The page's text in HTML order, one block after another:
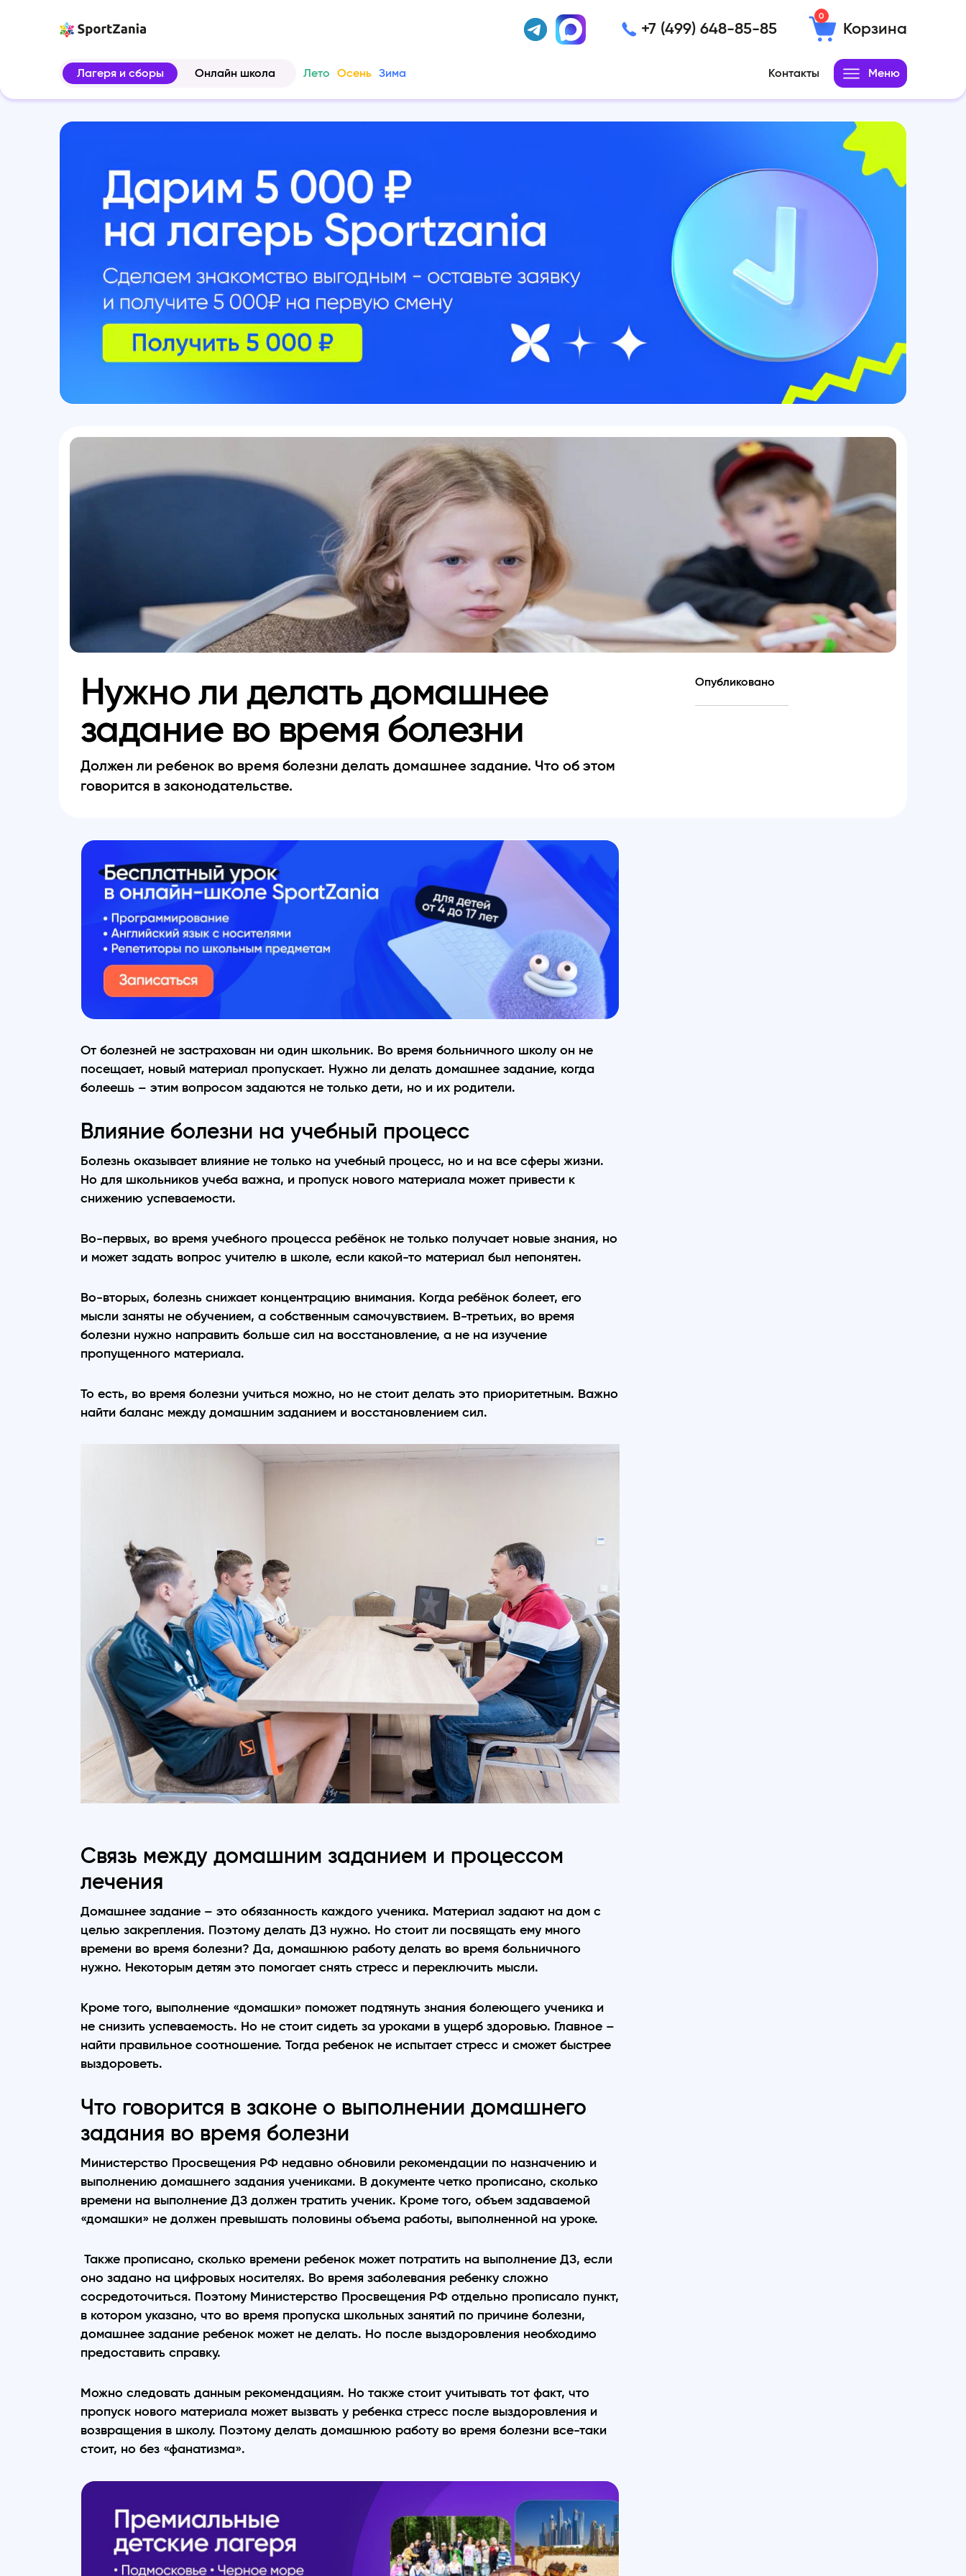
+7 (499) 648-85-85
0
Корзина
Контакты Меню
Лагеря и сборы Онлайн школа Лето Осень Зима
Нужно ли делать домашнее
задание во время болезни
Должен ли ребенок во время болезни делать домашнее задание. Что об этом
говорится в законодательстве.
Опубликовано
От болезней не застрахован ни один школьник. Во время больничного школу он не
посещает, новый материал пропускает. Нужно ли делать домашнее задание, когда
болеешь – этим вопросом задаются не только дети, но и их родители.
Влияние болезни на учебный процесс
Болезнь оказывает влияние не только на учебный процесс, но и на все сферы жизни.
Но для школьников учеба важна, и пропуск нового материала может привести к
снижению успеваемости.
Во-первых, во время учебного процесса ребёнок не только получает новые знания, но
и может задать вопрос учителю в школе, если какой-то материал был непонятен.
Во-вторых, болезнь снижает концентрацию внимания. Когда ребёнок болеет, его
мысли заняты не обучением, а собственным самочувствием. В-третьих, во время
болезни нужно направить больше сил на восстановление, а не на изучение
пропущенного материала.
То есть, во время болезни учиться можно, но не стоит делать это приоритетным. Важно
найти баланс между домашним заданием и восстановлением сил.
Связь между домашним заданием и процессом
лечения
Домашнее задание – это обязанность каждого ученика. Материал задают на дом с
целью закрепления. Поэтому делать ДЗ нужно. Но стоит ли посвящать ему много
времени во время болезни? Да, домашнюю работу делать во время больничного
нужно. Некоторым детям это помогает снять стресс и переключить мысли.
Кроме того, выполнение «домашки» поможет подтянуть знания болеющего ученика и
не снизить успеваемость. Но не стоит сидеть за уроками в ущерб здоровью. Главное –
найти правильное соотношение. Тогда ребенок не испытает стресс и сможет быстрее
выздороветь.
Что говорится в законе о выполнении домашнего
задания во время болезни
Министерство Просвещения РФ недавно обновили рекомендации по назначению и
выполнению домашнего задания учениками. В документе четко прописано, сколько
времени на выполнение ДЗ должен тратить ученик. Кроме того, объем задаваемой
«домашки» не должен превышать половины объема работы, выполненной на уроке.
Также прописано, сколько времени ребенок может потратить на выполнение ДЗ, если
оно задано на цифровых носителях. Во время заболевания ребенку сложно
сосредоточиться. Поэтому Министерство Просвещения РФ отдельно прописало пункт,
в котором указано, что во время пропуска школьных занятий по причине болезни,
домашнее задание ребенок может не делать. Но после выздоровления необходимо
предоставить справку.
Можно следовать данным рекомендациям. Но также стоит учитывать тот факт, что
пропуск нового материала может вызвать у ребенка стресс после выздоровления и
возвращения в школу. Поэтому делать домашнюю работу во время болезни все-таки
стоит, но без «фанатизма».